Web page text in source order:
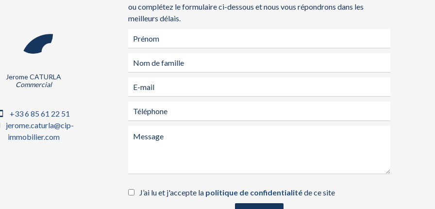
Jerome CATURLA
Commercial
+33 6 85 61 22 51
jerome.caturla@cip-
immobilier.com
ou complétez le formulaire ci-dessous et nous vous répondrons dans les
meilleurs délais.
J’ai lu et j'accepte la politique de confidentialitéde ce site